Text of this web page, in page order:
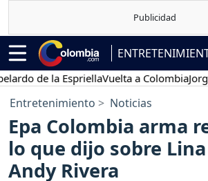
de la EspriellaVuelta a ColombiaJorge
Entretenimiento Noticias
Epa Colombia arma
lo que dijo sobre
Andy Rivera